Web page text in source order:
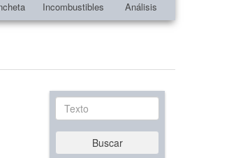
Incombustibles Análisis
Texto
Buscar